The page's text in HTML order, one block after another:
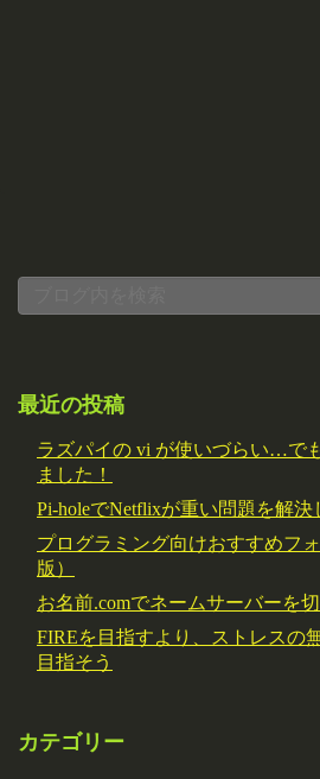
最近の投稿
ラズパイの vi が使いづらい…で
ました！
Pi-holeでNetflixが重い問題を解決
プログラミング向けおすすめフ
版）
お名前.comでネームサーバーを
FIREを目指すより、ストレスの
目指そう
カテゴリー